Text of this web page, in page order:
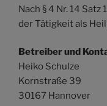
Nach § 4 Nr. 14 Satz
der Tätigkeit als
Betreiber und
Heiko Schulze
Kornstraße 39
30167 Hannover